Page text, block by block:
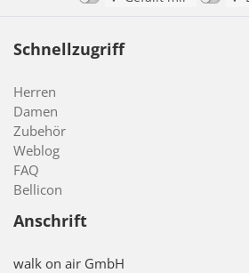
Schnellzugriff
Herren
Damen
Zubehör
Weblog
FAQ
Bellicon
Anschrift
walk on air GmbH